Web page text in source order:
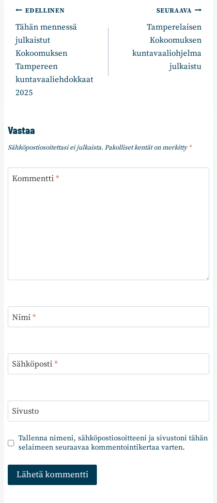
Artikkelien
selaus
EDELLINEN
Tähän mennessä
julkaistut
Kokoomuksen
Tampereen
kuntavaaliehdokkaat
2025
SEURAAVA
Tamperelaisen
Kokoomuksen
kuntavaaliohjelma
julkaistu
Vastaa
Sähköpostiosoitettasi ei julkaista. Pakolliset kentät on merkitty*
Kommentti*
Nimi*
Sähköposti*
Sivusto
Tallenna nimeni, sähköpostiosoitteeni ja sivustoni tähän
selaimeen seuraavaa kommentointikertaa varten.